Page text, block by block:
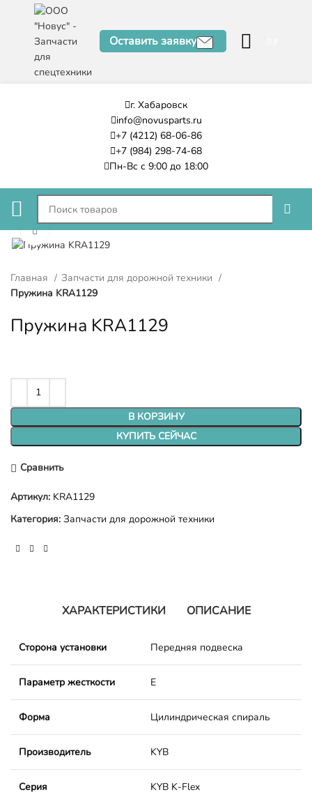
Оставить заявку
г. Хабаровск
info@novusparts.ru
+7 (4212) 68-06-86
+7 (984) 298-74-68
Пн-Вс с 9:00 до 18:00
Нажмите, чтобы увеличить
Главная
Запчасти для дорожной техники
Пружина KRA1129
Пружина KRA1129
В КОРЗИНУ
КУПИТЬ СЕЙЧАС
Сравнить
Артикул: KRA1129
Категория: Запчасти для дорожной техники
ХАРАКТЕРИСТИКИ ОПИСАНИЕ
Сторона установки Передняя подвеска
Параметр жесткости E
Форма Цилиндрическая спираль
Производитель KYB
Серия KYB K-Flex